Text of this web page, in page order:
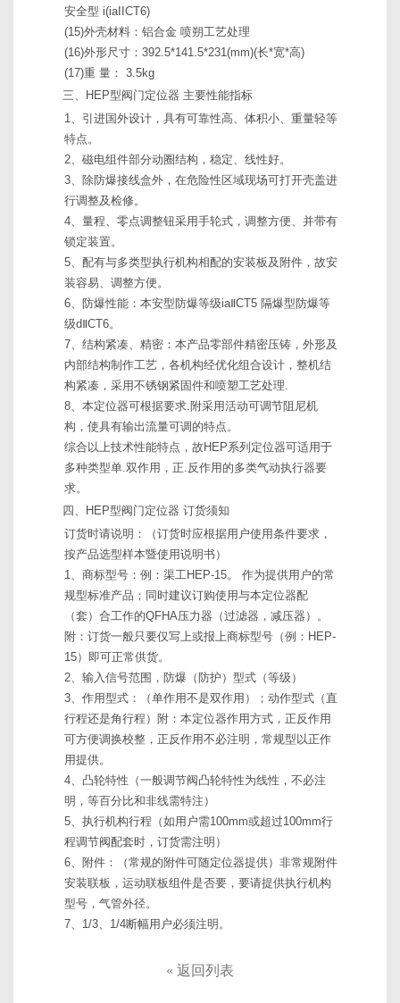
安全型 i(iaIICT6)
(15)外壳材料：铝合金 喷朔工艺处理
(16)外形尺寸：392.5*141.5*231(mm)(长*宽*高)
(17)重 量： 3.5kg
三、HEP型阀门定位器 主要性能指标
1、引进国外设计，具有可靠性高、体积小、重量轻等
特点。
2、磁电组件部分动圈结构，稳定、线性好。
3、除防爆接线盒外，在危险性区域现场可打开壳盖进
行调整及检修。
4、量程、零点调整钮采用手轮式，调整方便、并带有
锁定装置。
5、配有与多类型执行机构相配的安装板及附件，故安
装容易、调整方便。
6、防爆性能：本安型防爆等级iaⅡCT5 隔爆型防爆等
级dⅡCT6。
7、结构紧凑、精密：本产品零部件精密压铸，外形及
内部结构制作工艺，各机构经优化组合设计，整机结
构紧凑，采用不锈钢紧固件和喷塑工艺处理.
8、本定位器可根据要求.附采用活动可调节阻尼机
构，使具有输出流量可调的特点。
综合以上技术性能特点，故HEP系列定位器可适用于
多种类型单.双作用，正.反作用的多类气动执行器要
求。
四、HEP型阀门定位器 订货须知
订货时请说明：（订货时应根据用户使用条件要求，
按产品选型样本暨使用说明书）
1、商标型号：例：渠工HEP-15。 作为提供用户的常
规型标准产品；同时建议订购使用与本定位器配
（套）合工作的QFHA压力器（过滤器，减压器）。
附：订货一般只要仅写上或报上商标型号（例：HEP-
15）即可正常供货。
2、输入信号范围，防爆（防护）型式（等级）
3、作用型式：（单作用不是双作用）；动作型式（直
行程还是角行程）附：本定位器作用方式，正反作用
可方便调换校整，正反作用不必注明，常规型以正作
用提供。
4、凸轮特性（一般调节阀凸轮特性为线性，不必注
明，等百分比和非线需特注）
5、执行机构行程（如用户需100mm或超过100mm行
程调节阀配套时，订货需注明）
6、附件：（常规的附件可随定位器提供）非常规附件
安装联板，运动联板组件是否要，要请提供执行机构
型号，气管外径。
7、1/3、1/4断幅用户必须注明。
« 返回列表